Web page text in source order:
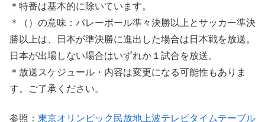
＊特番は基本的に除いています。
＊（）の意味：バレーボール準々決勝以上とサッカー準決
勝以上は、日本が準決勝に進出した場合は日本戦を放送。
日本が出場しない場合はいずれか１試合を放送。
＊放送スケジュール・内容は変更になる可能性もありま
す。ご了承ください。
参照： 東京オリンピック民放地上波テレビタイムテーブル